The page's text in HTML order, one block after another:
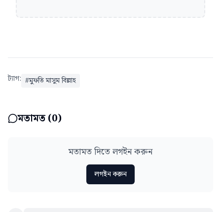
ট্যাগ: #মুফতি মাসুম বিল্লাহ
মতামত (0)
মতামত দিতে লগইন করুন
লগইন করুন